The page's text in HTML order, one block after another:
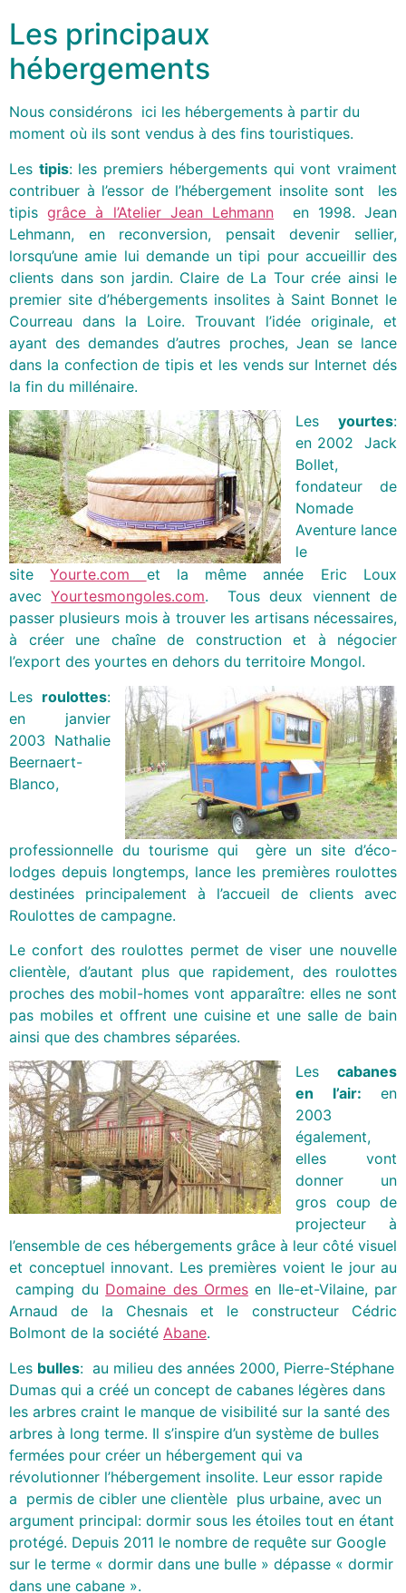
Les principaux
hébergements
Nous considérons ici les hébergements à partir du
moment où ils sont vendus à des fins touristiques.
Les tipis: les premiers hébergements qui vont vraiment
contribuer à l’essor de l’hébergement insolite sont les
tipisgrâce à l’Atelier Jean Lehmann en 1998. Jean
Lehmann, en reconversion, pensait devenir sellier,
lorsqu’une amie lui demande un tipi pour accueillir des
clients dans son jardin. Claire de La Tour crée ainsi le
premier site d’hébergements insolites à Saint Bonnet le
Courreau dans la Loire. Trouvant l’idée originale, et
ayant des demandes d’autres proches, Jean se lance
dans la confection de tipis et les vends sur Internet dés
la fin du millénaire.
Les yourtes:
en 2002 Jack
Bollet,
fondateur de
Nomade
Aventure lance
le
siteYourte.com et la même année Eric Loux
avecYourtesmongoles.com. Tous deux viennent de
passer plusieurs mois à trouver les artisans nécessaires,
à créer une chaîne de construction et à négocier
l’export des yourtes en dehors du territoire Mongol.
Les roulottes:
en janvier
2003 Nathalie
Beernaert-
Blanco,
professionnelle du tourisme qui gère un site d’éco-
lodges depuis longtemps, lance les premières roulottes
destinées principalement à l’accueil de clients avec
Roulottes de campagne.
Le confort des roulottes permet de viser une nouvelle
clientèle, d’autant plus que rapidement, des roulottes
proches des mobil-homes vont apparaître: elles ne sont
pas mobiles et offrent une cuisine et une salle de bain
ainsi que des chambres séparées.
Les cabanes
en l’air: en
2003
également,
elles vont
donner un
gros coup de
projecteur à
l’ensemble de ces hébergements grâce à leur côté visuel
et conceptuel innovant. Les premières voient le jour au
camping du Domaine des Ormesen Ile-et-Vilaine, par
Arnaud de la Chesnais et le constructeur Cédric
Bolmont de la société Abane.
Les bulles: au milieu des années 2000, Pierre-Stéphane
Dumas qui a créé un concept de cabanes légères dans
les arbres craint le manque de visibilité sur la santé des
arbres à long terme. Il s’inspire d’un système de bulles
fermées pour créer un hébergement qui va
révolutionner l’hébergement insolite. Leur essor rapide
a permis de cibler une clientèle plus urbaine, avec un
argument principal: dormir sous les étoiles tout en étant
protégé. Depuis 2011 le nombre de requête sur Google
sur le terme « dormir dans une bulle » dépasse « dormir
dans une cabane ».